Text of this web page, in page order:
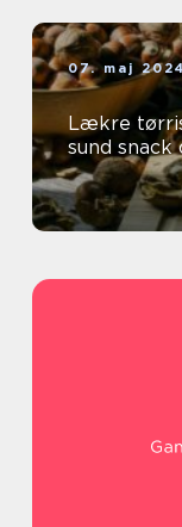
07. maj
Lækre
sund snack